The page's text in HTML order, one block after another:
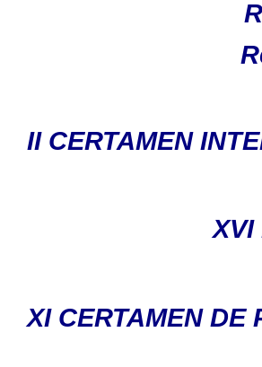
II CERTAMEN
XI CERTAMEN DE